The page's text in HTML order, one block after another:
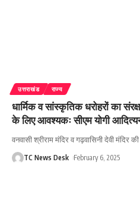
उत्तराखंड राज्य
धार्मिक व सांस्कृतिक धरोहरों का
के लिए आवश्यकः सीएम योगी
वनवासी श्रीराम मंदिर व गढ़वासिनी देवी मंदिर
TC News Desk February 6, 2025